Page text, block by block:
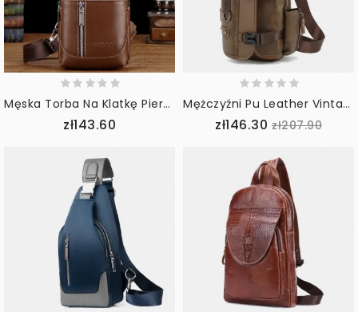
Męska Torba Na Klatkę Piersiową Ze Skóry Pu Na Co Dzień Wielofunkcyjny Otwór Na Słuchawki
zł143.60
Mężczyźni Pu Leather Vintage Wielofunkcyjny Otwór Na Słuchawki Usb Ładowanie Torba Przez Ramię Torba Na Klatkę Piersiową Sling Bag
zł146.30 zł207.90